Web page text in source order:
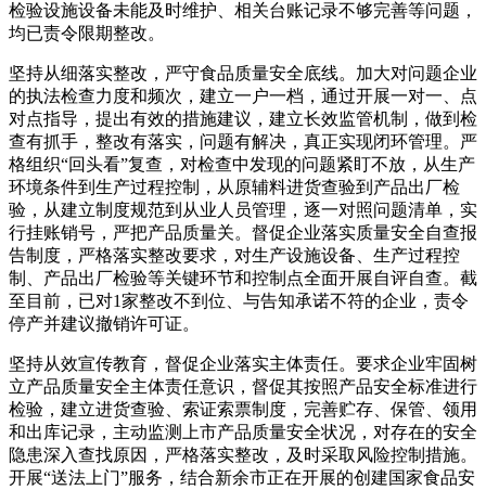
检验设施设备未能及时维护、相关台账记录不够完善等问题，
均已责令限期整改。
坚持从细落实整改，严守食品质量安全底线。加大对问题企业
的执法检查力度和频次，建立一户一档，通过开展一对一、点
对点指导，提出有效的措施建议，建立长效监管机制，做到检
查有抓手，整改有落实，问题有解决，真正实现闭环管理。严
格组织“回头看”复查，对检查中发现的问题紧盯不放，从生产
环境条件到生产过程控制，从原辅料进货查验到产品出厂检
验，从建立制度规范到从业人员管理，逐一对照问题清单，实
行挂账销号，严把产品质量关。督促企业落实质量安全自查报
告制度，严格落实整改要求，对生产设施设备、生产过程控
制、产品出厂检验等关键环节和控制点全面开展自评自查。截
至目前，已对1家整改不到位、与告知承诺不符的企业，责令
停产并建议撤销许可证。
坚持从效宣传教育，督促企业落实主体责任。要求企业牢固树
立产品质量安全主体责任意识，督促其按照产品安全标准进行
检验，建立进货查验、索证索票制度，完善贮存、保管、领用
和出库记录，主动监测上市产品质量安全状况，对存在的安全
隐患深入查找原因，严格落实整改，及时采取风险控制措施。
开展“送法上门”服务，结合新余市正在开展的创建国家食品安